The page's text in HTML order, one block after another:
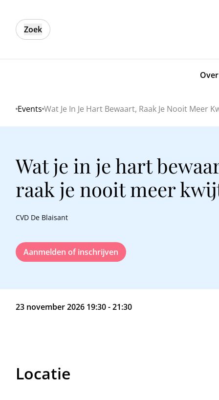
Zoek
Home
Events Wat Je In Je Hart Bewaart, Raak Je Nooit Meer
Wat je in je hart
raak je nooit meer
CVD De Blaisant
Aanmelden of inschrijven
23 november 2026 19:30 - 21:30
Locatie